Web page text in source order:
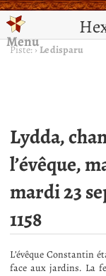
Menu
Piste:›Le disparu
Lydda,
l’évêque,
mardi 23
1158
L’évêque Constantin
face aux jardins. La